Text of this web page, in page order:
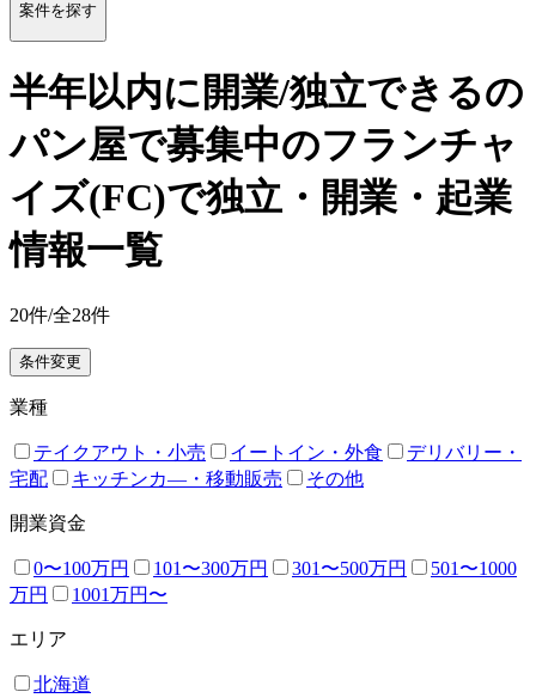
案件を探す
半年以内に開業/独立できるの
パン屋で募集中のフランチャ
イズ(FC)で独立・開業・起業
情報一覧
20件/全28件
条件変更
業種
テイクアウト・小売 イートイン・外食
デリバリー・
宅配
キッチンカ―・移動販売 その他
開業資金
0〜100万円 101〜300万円 301〜500万円
501〜1000
万円
1001万円〜
エリア
北海道